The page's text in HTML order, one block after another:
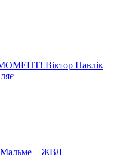
Віктор Павлік
Мальме – ЖВЛ